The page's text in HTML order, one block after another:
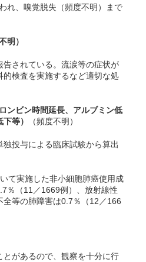
れ、嗅覚脱失（頻度不明）まで
明）
されている。流涙等の症状が
的検査を実施するなど適切な処
ビン時間延長、アルブミン低
等）
（頻度不明）
投与による臨床試験から算出
て実施した非小細胞肺癌使用成
％（11／1669例）、放射線性
全等の肺障害は0.7％（12／166
とがあるので、観察を十分に行